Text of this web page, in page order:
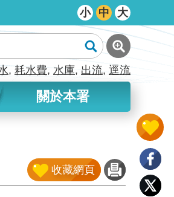
小 中 大
耗水費 水庫 出流 逕流
關於本署
收藏網頁